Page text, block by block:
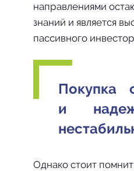
направлениями
знаний и является
пассивного
Покупка
и
Однако стоит